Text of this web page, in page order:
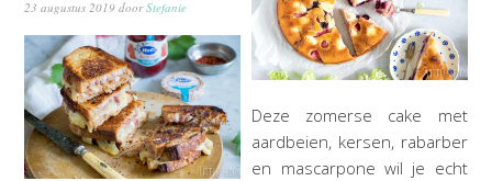
23 augustus 2019 doorStefanie
Deze zomerse cake met
aardbeien, kersen, rabarber
en mascarpone wil je echt